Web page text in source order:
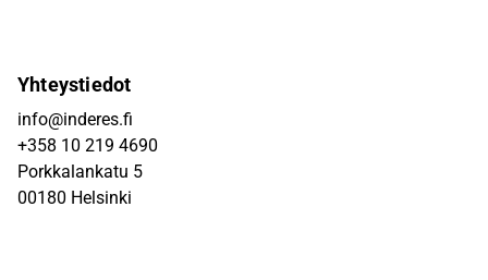
Yhteystiedot
info@inderes.fi
+358 10 219 4690
Porkkalankatu 5
00180 Helsinki